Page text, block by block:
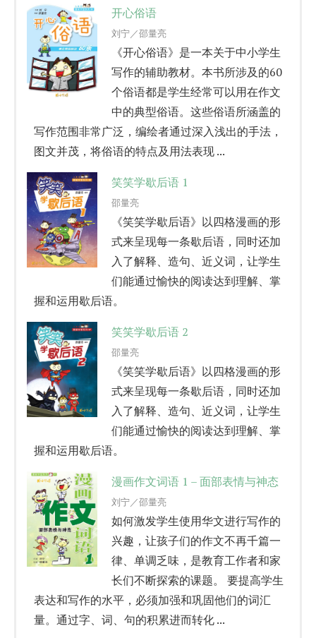
开心俗语
刘宁／邵量亮
《开心俗语》是一本关于中小学生
写作的辅助教材。本书所涉及的60
个俗语都是学生经常可以用在作文
中的典型俗语。这些俗语所涵盖的
写作范围非常广泛，编绘者通过深入浅出的手法，
图文并茂，将俗语的特点及用法表现 ...
笑笑学歇后语 1
邵量亮
《笑笑学歇后语》以四格漫画的形
式来呈现每一条歇后语，同时还加
入了解释、造句、近义词，让学生
们能通过愉快的阅读达到理解、掌
握和运用歇后语。
笑笑学歇后语 2
邵量亮
《笑笑学歇后语》以四格漫画的形
式来呈现每一条歇后语，同时还加
入了解释、造句、近义词，让学生
们能通过愉快的阅读达到理解、掌
握和运用歇后语。
漫画作文词语 1 – 面部表情与神态
刘宁／邵量亮
如何激发学生使用华文进行写作的
兴趣，让孩子们的作文不再千篇一
律、单调乏味，是教育工作者和家
长们不断探索的课题。 要提高学生
表达和写作的水平，必须加强和巩固他们的词汇
量。通过字、词、句的积累进而转化 ...